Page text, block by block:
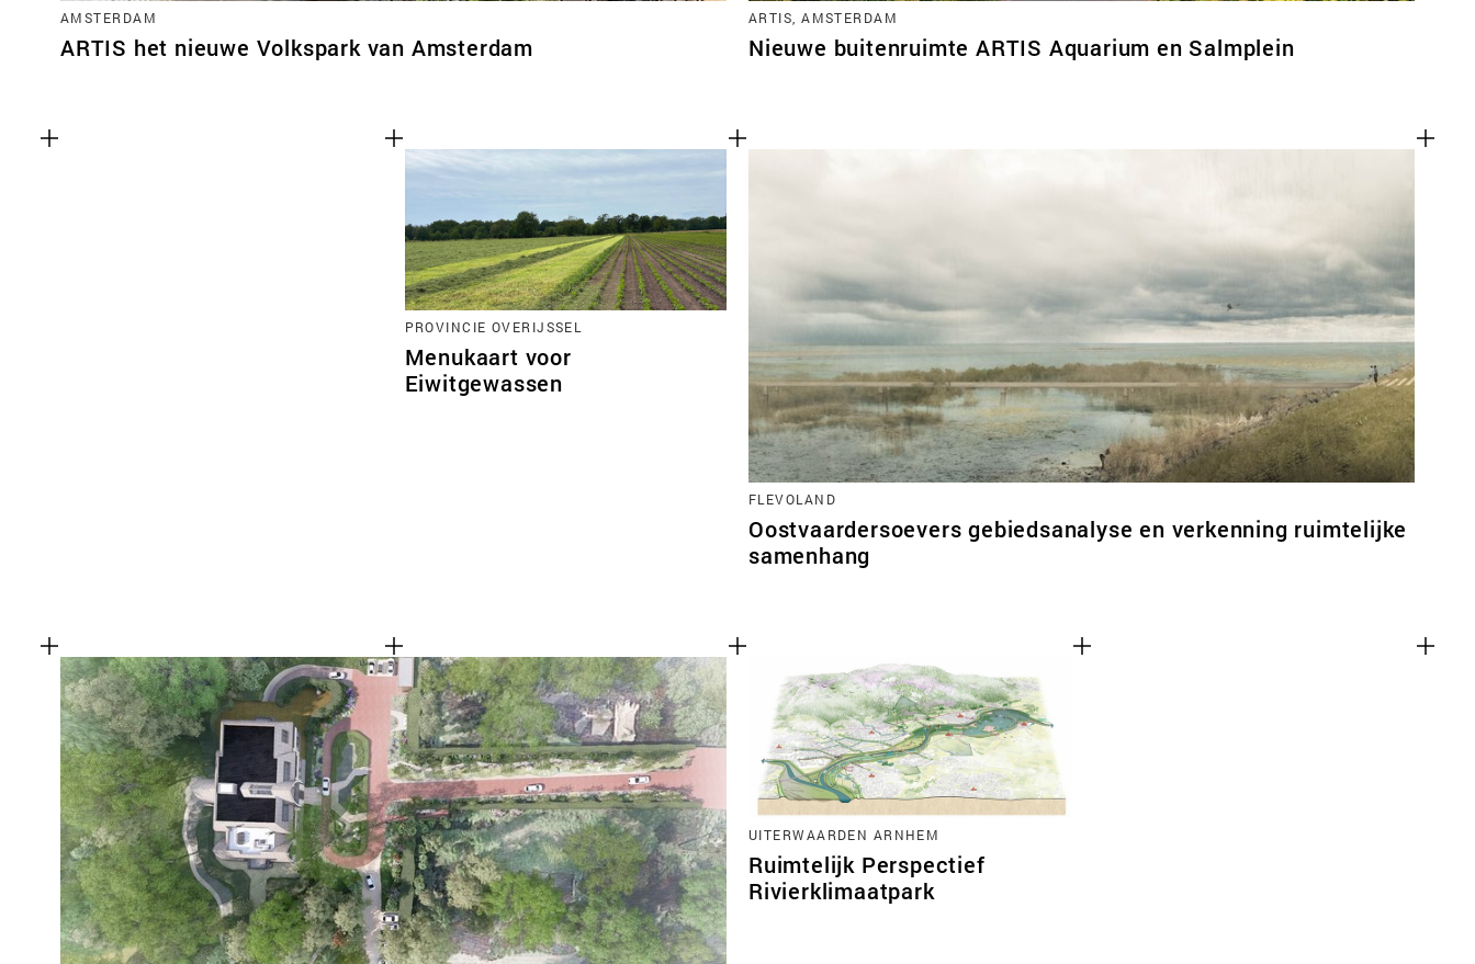
AMSTERDAM
ARTIS het nieuwe Volkspark van Amsterdam
ARTIS, AMSTERDAM
Nieuwe buitenruimte ARTIS Aquarium en Salmplein
PROVINCIE OVERIJSSEL
Menukaart voor
Eiwitgewassen
FLEVOLAND
Oostvaardersoevers gebiedsanalyse en verkenning ruimtelijke
samenhang
UITERWAARDEN ARNHEM
Ruimtelijk Perspectief
Rivierklimaatpark